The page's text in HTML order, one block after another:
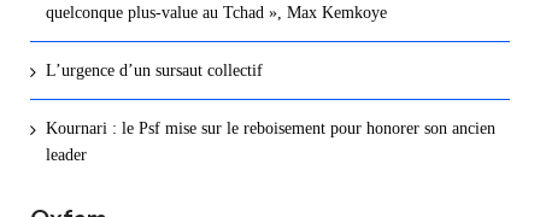
quelconque plus-value au Tchad », Max Kemkoye
L’urgence d’un sursaut collectif
Kournari : le Psf mise sur le reboisement pour honorer son ancien
leader